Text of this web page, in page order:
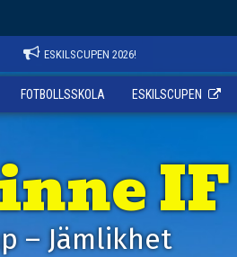
ESKILSCUPEN 2026!
FOTBOLLSSKOLA ESKILSCUPEN
IF
– Jämlikhet